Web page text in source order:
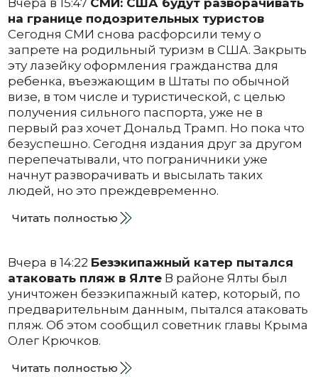
Вчера в 15:47 СМИ: США будут разворачивать
на границе подозрительных туристов
Сегодня СМИ снова расфорсили тему о
запрете на родильный туризм в США. Закрыть
эту лазейку оформления гражданства для
ребенка, въезжающим в Штаты по обычной
визе, в том числе и туристической, с целью
получения сильного паспорта, уже не в
первый раз хочет Дональд Трамп. Но пока что
безуспешно. Сегодня издания друг за другом
перепечатывали, что пограничники уже
начнут разворачивать и высылать таких
людей, но это преждевременно.
Читать полностью
Вчера в 14:22 Безэкипажный катер пытался
атаковать пляж в ЯлтеВ районе Ялты был
уничтожен безэкипажный катер, который, по
предварительным данным, пытался атаковать
пляж. Об этом сообщил советник главы Крыма
Олег Крючков.
Читать полностью